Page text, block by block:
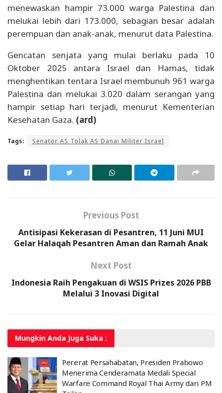
menewaskan hampir 73.000 warga Palestina dan
melukai lebih dari 173.000, sebagian besar adalah
perempuan dan anak-anak, menurut data Palestina.
Gencatan senjata yang mulai berlaku pada 10
Oktober 2025 antara Israel dan Hamas, tidak
menghentikan tentara Israel membunuh 961 warga
Palestina dan melukai 3.020 dalam serangan yang
hampir setiap hari terjadi, menurut Kementerian
Kesehatan Gaza. (ard)
Tags: Senator AS Tolak AS Danai Militer Israel
Previous Post
Antisipasi Kekerasan di Pesantren, 11 Juni MUI
Gelar Halaqah Pesantren Aman dan Ramah Anak
Next Post
Indonesia Raih Pengakuan di WSIS Prizes 2026 PBB
Melalui 3 Inovasi Digital
Mungkin Anda Juga Suka :
Pererat Persahabatan, Presiden Prabowo
Menerima Cenderamata Medali Special
Warfare Command Royal Thai Army dari PM